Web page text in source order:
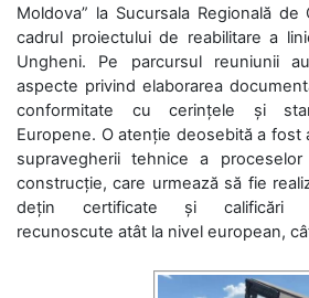
Moldova” la Sucursala Regională de
cadrul proiectului de reabilitare a
Ungheni. Pe parcursul reuniunii
aspecte privind elaborarea
conformitate cu cerințele și
Europene. O atenție deosebită a fost
supravegherii tehnice a
construcție, care urmează să fie
dețin certificate și calificări
recunoscute atât la nivel european,